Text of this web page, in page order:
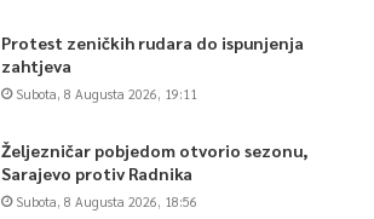
Protest zeničkih rudara do ispunjenja
zahtjeva
Subota, 8 Augusta 2026, 19:11
Željezničar pobjedom otvorio sezonu,
Sarajevo protiv Radnika
Subota, 8 Augusta 2026, 18:56